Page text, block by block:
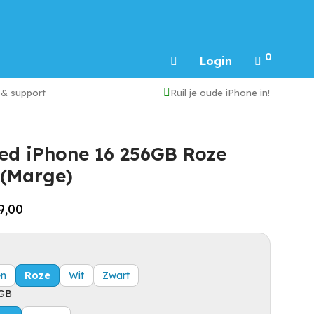
Login 0
support Ruil je oude iPhone in!
iPhone 16 256GB Roze
Roze Wit
Zwart